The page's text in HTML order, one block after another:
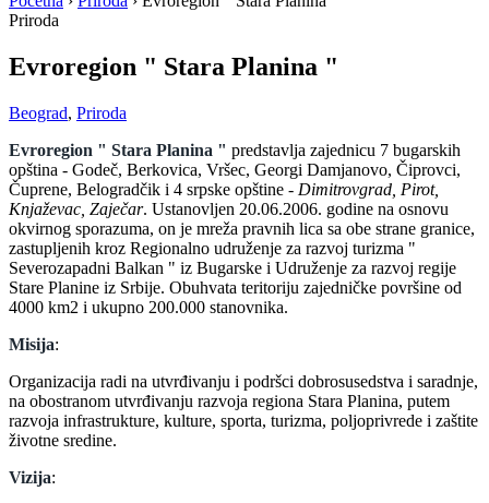
Priroda
Evroregion " Stara Planina "
Beograd, Priroda
Evroregion " Stara Planina " predstavlja zajednicu 7 bugarskih
opština - Godeč, Berkovica, Vršec, Georgi Damjanovo, Čiprovci,
Čuprene, Belogradčik i 4 srpske opštine - Dimitrovgrad, Pirot,
Knjaževac, Zaječar. Ustanovljen 20.06.2006. godine na osnovu
okvirnog sporazuma, on je mreža pravnih lica sa obe strane granice,
zastupljenih kroz Regionalno udruženje za razvoj turizma "
Severozapadni Balkan " iz Bugarske i Udruženje za razvoj regije
Stare Planine iz Srbije. Obuhvata teritoriju zajedničke površine od
4000 km2 i ukupno 200.000 stanovnika.
Misija:
Organizacija radi na utvrđivanju i podršci dobrosusedstva i saradnje,
na obostranom utvrđivanju razvoja regiona Stara Planina, putem
razvoja infrastrukture, kulture, sporta, turizma, poljoprivrede i zaštite
životne sredine.
Vizija: